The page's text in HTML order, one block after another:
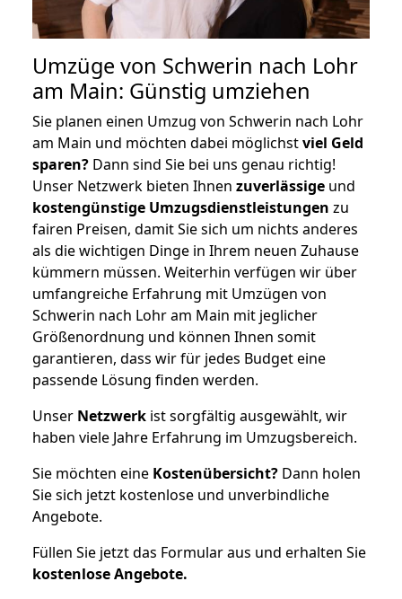
Umzüge von Schwerin nach Lohr
am Main: Günstig umziehen
Sie planen einen Umzug von Schwerin nach Lohr
am Main und möchten dabei möglichstviel Geld
sparen? Dann sind Sie bei uns genau richtig!
Unser Netzwerk bieten Ihnen zuverlässige und
kostengünstige Umzugsdienstleistungen zu
fairen Preisen, damit Sie sich um nichts anderes
als die wichtigen Dinge in Ihrem neuen Zuhause
kümmern müssen. Weiterhin verfügen wir über
umfangreiche Erfahrung mit Umzügen von
Schwerin nach Lohr am Main mit jeglicher
Größenordnung und können Ihnen somit
garantieren, dass wir für jedes Budget eine
passende Lösung finden werden.
Unser Netzwerk ist sorgfältig ausgewählt, wir
haben viele Jahre Erfahrung im Umzugsbereich.
Sie möchten eine Kostenübersicht? Dann holen
Sie sich jetzt kostenlose und unverbindliche
Angebote.
Füllen Sie jetzt das Formular aus und erhalten Sie
kostenloseAngebote.